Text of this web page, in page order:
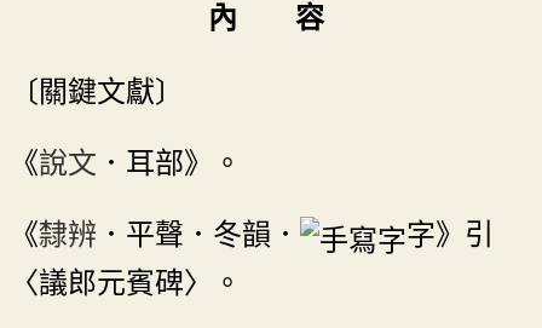
內 容
〔關鍵文獻〕
《說文 ．耳部》。
《隸辨 ．平聲．冬韻．
字》引
〈議郎元賓碑〉。